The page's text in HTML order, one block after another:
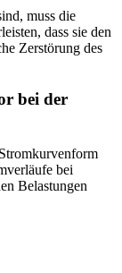
muss die
dass sie den
Zerstörung des
bei der
bei
Belastungen